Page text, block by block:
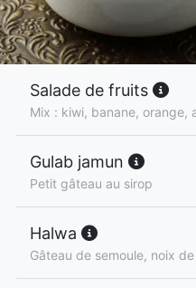
Salade de fruits
Mix : kiwi, banane, orange,
Gulab jamun
Petit gâteau au sirop
Halwa
Gâteau de semoule, noix